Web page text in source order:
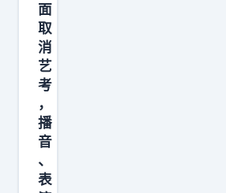
面
取
消
艺
考
，
播
音
、
表